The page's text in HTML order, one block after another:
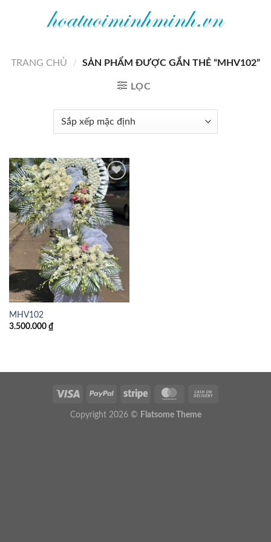
TRANG CHỦ
/ SẢN PHẨM ĐƯỢC GẮN THẺ “MHV102”
LỌC
Add to
wishlist
MHV102
3.500.000 ₫
Copyright 2026 © Flatsome Theme